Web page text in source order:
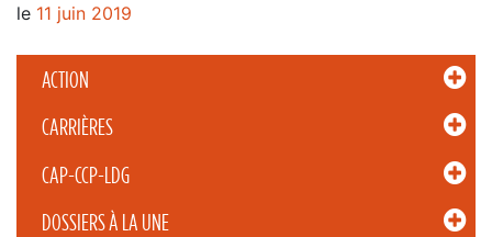
ACTION
CARRIÈRES
CAP-CCP-LDG
DOSSIERS À LA UNE
le 11 juin 2019